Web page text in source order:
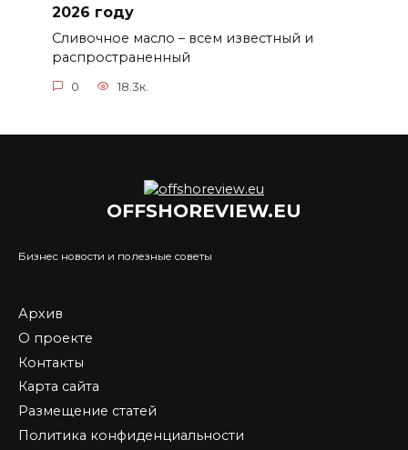
2026 году
Сливочное масло – всем известный и
распространенный
0 18.3к.
OFFSHOREVIEW.EU
Бизнес новости и полезные советы
Архив
О проекте
Контакты
Карта сайта
Размещение статей
Политика конфиденциальности